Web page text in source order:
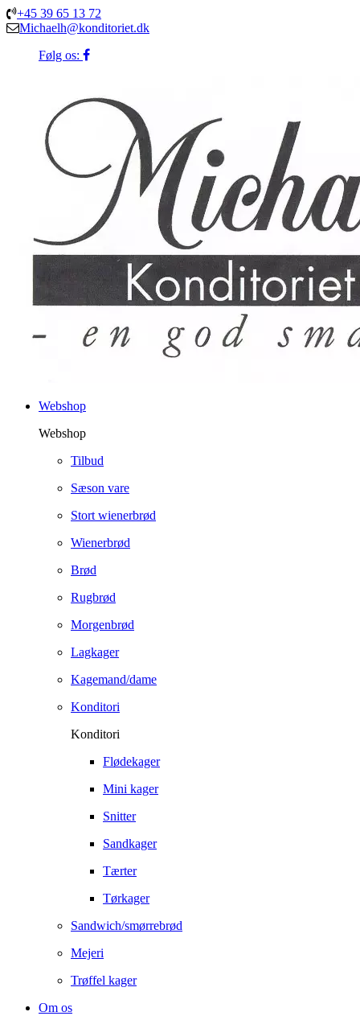
+45 39 65 13 72
Michaelh@konditoriet.dk
Følg os:
Webshop
Webshop
Tilbud
Sæson vare
Stort wienerbrød
Wienerbrød
Brød
Rugbrød
Morgenbrød
Lagkager
Kagemand/dame
Konditori
Konditori
Flødekager
Mini kager
Snitter
Sandkager
Tærter
Tørkager
Sandwich/smørrebrød
Mejeri
Trøffel kager
Om os